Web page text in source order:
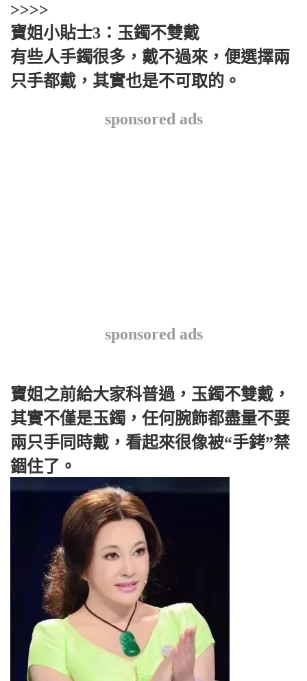
>>>>
寶姐小貼士3：玉鐲不雙戴
有些人手鐲很多，戴不過來，便選擇兩
只手都戴，其實也是不可取的。
sponsored ads
sponsored ads
寶姐之前給大家科普過，玉鐲不雙戴，
其實不僅是玉鐲，任何腕飾都盡量不要
兩只手同時戴，看起來很像被“手銬”禁
錮住了。